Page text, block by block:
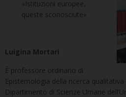
«Istituzioni europee,
queste sconosciute»
Luigina Mortari
È professore ordinario di
Epistemologia della ricerca
Dipartimento di Scienze Umane